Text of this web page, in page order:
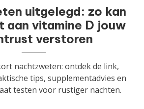
uitgelegd: zo kan
aan vitamine D jouw
verstoren
nachtzweten: ontdek de link,
tips, supplementadvies en
testen voor rustiger nachten.